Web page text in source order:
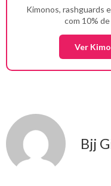
Kimonos, rashguards
com 10%
Ver
Bjj